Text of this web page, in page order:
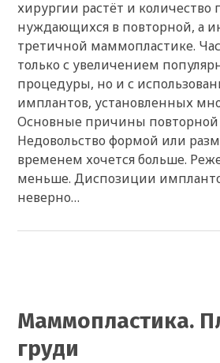
хирургии растёт и количество
нуждающихся в повторной, а
третичной маммопластике.
только с увеличением
процедуры, но и с
имплантов, установленных
Основные причины
Недовольство формой или
временем хочется больше.
меньше. Диспозиции
неверно…
Маммопластика.
груди